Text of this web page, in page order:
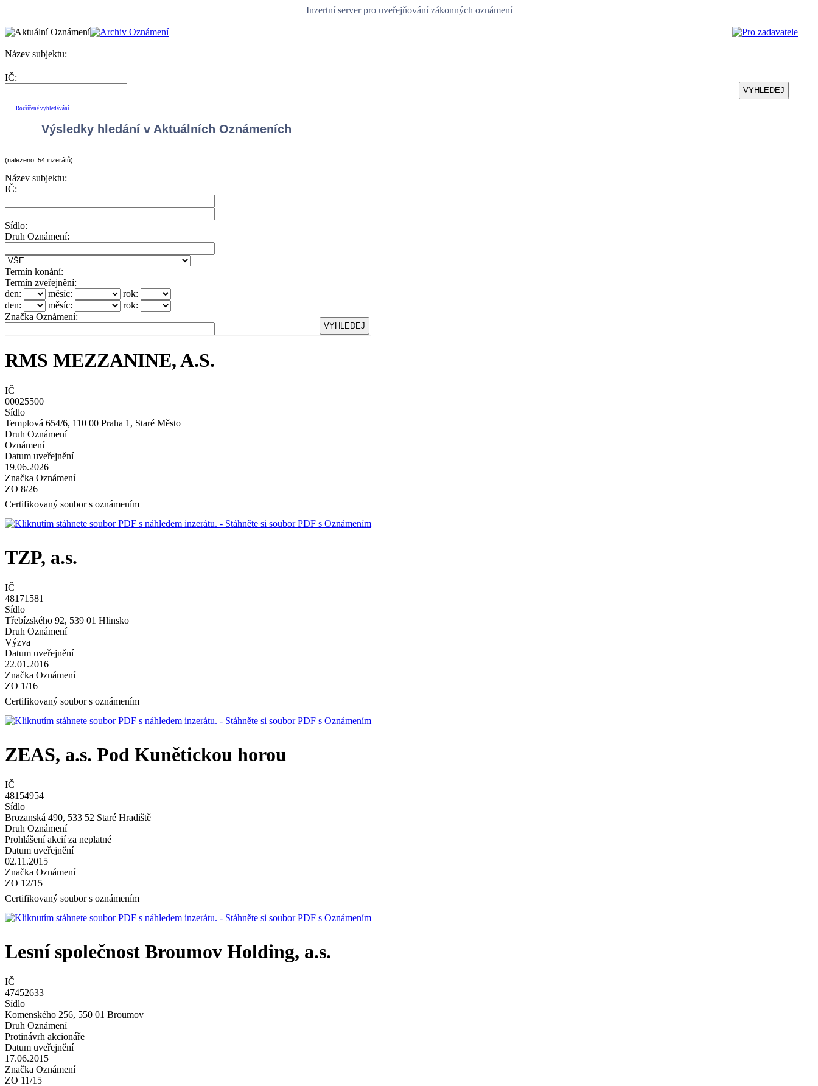
Inzertní server pro uveřejňování zákonných oznámení
Název subjektu:
IČ:
Rozšířené vyhledávání
Výsledky hledání v Aktuálních Oznámeních
(nalezeno: 54 inzerátů)
Název subjektu:
IČ:
Sídlo:
Druh Oznámení:
Termín konání:
Termín zveřejnění:
den:
měsíc:
rok:
den:
měsíc:
rok:
Značka Oznámení:
RMS MEZZANINE, A.S.
IČ
00025500
Sídlo
Templová 654/6, 110 00 Praha 1, Staré Město
Druh Oznámení
Oznámení
Datum uveřejnění
19.06.2026
Značka Oznámení
ZO 8/26
Certifikovaný soubor s oznámením
- Stáhněte si soubor PDF s Oznámením
TZP, a.s.
IČ
48171581
Sídlo
Třebízského 92, 539 01 Hlinsko
Druh Oznámení
Výzva
Datum uveřejnění
22.01.2016
Značka Oznámení
ZO 1/16
Certifikovaný soubor s oznámením
- Stáhněte si soubor PDF s Oznámením
ZEAS, a.s. Pod Kunětickou horou
IČ
48154954
Sídlo
Brozanská 490, 533 52 Staré Hradiště
Druh Oznámení
Prohlášení akcií za neplatné
Datum uveřejnění
02.11.2015
Značka Oznámení
ZO 12/15
Certifikovaný soubor s oznámením
- Stáhněte si soubor PDF s Oznámením
Lesní společnost Broumov Holding, a.s.
IČ
47452633
Sídlo
Komenského 256, 550 01 Broumov
Druh Oznámení
Protinávrh akcionáře
Datum uveřejnění
17.06.2015
Značka Oznámení
ZO 11/15